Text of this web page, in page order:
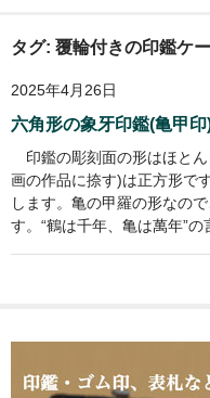
ホーム
ご注文方法
ご注文の流れ
お支払い方法・送料に
店舗情報
タグ: 覆輪付きの印鑑ケ
2025年4月26日
六角形の象牙印鑑(亀甲印
印鑑の彫刻面の形はほと
画の作品に捺す)は正方形で
します。亀の甲羅の形なの
す。“鶴は千年、亀は萬年”